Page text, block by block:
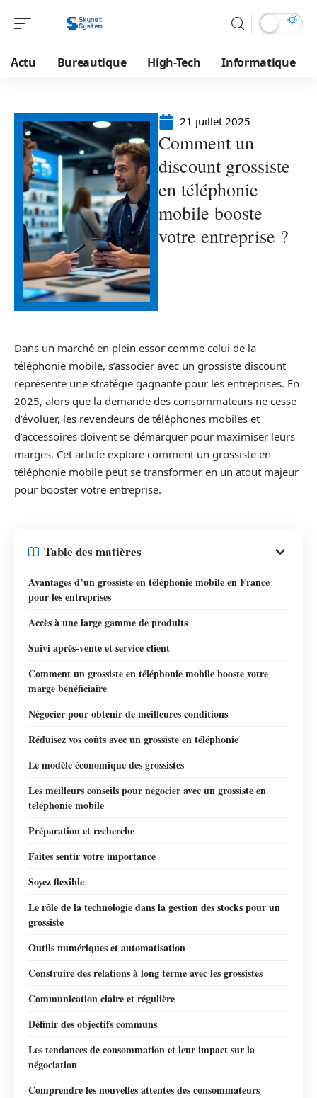
Actu Bureautique High-Tech Informatique
21 juillet 2025
Comment un
discount grossiste
en téléphonie
mobile booste
votre entreprise ?
Dans un marché en plein essor comme celui de la
téléphonie mobile, s’associer avec un grossiste discount
représente une stratégie gagnante pour les entreprises. En
2025, alors que la demande des consommateurs ne cesse
d’évoluer, les revendeurs de téléphones mobiles et
d’accessoires doivent se démarquer pour maximiser leurs
marges. Cet article explore comment un grossiste en
téléphonie mobile peut se transformer en un atout majeur
pour booster votre entreprise.
Table des matières
Avantages d’un grossiste en téléphonie mobile en France
pour les entreprises
Accès à une large gamme de produits
Suivi après-vente et service client
Comment un grossiste en téléphonie mobile booste votre
marge bénéficiaire
Négocier pour obtenir de meilleures conditions
Réduisez vos coûts avec un grossiste en téléphonie
Le modèle économique des grossistes
Les meilleurs conseils pour négocier avec un grossiste en
téléphonie mobile
Préparation et recherche
Faites sentir votre importance
Soyez flexible
Le rôle de la technologie dans la gestion des stocks pour un
grossiste
Outils numériques et automatisation
Construire des relations à long terme avec les grossistes
Communication claire et régulière
Définir des objectifs communs
Les tendances de consommation et leur impact sur la
négociation
Comprendre les nouvelles attentes des consommateurs